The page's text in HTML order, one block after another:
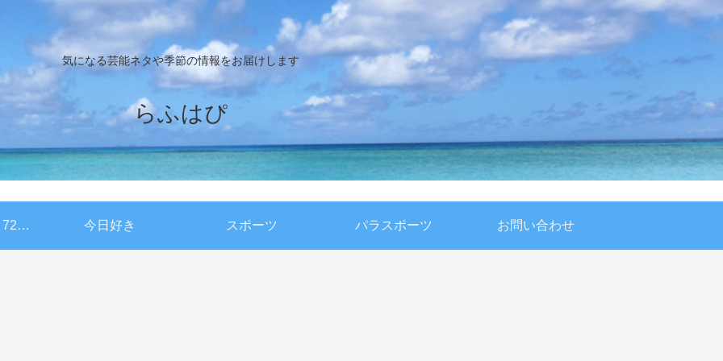
気になる芸能ネタや季節の情報をお届けします
らふはぴ
NHKドキュメント72時間 今日好き スポーツ パラスポーツ お問い合わせ